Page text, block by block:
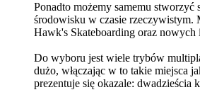
Ponadto możemy samemu
środowisku w czasie rzeczywistym.
Hawk's Skateboarding oraz nowych
Do wyboru jest wiele trybów
dużo, włączając w to takie miejsca
prezentuje się okazale: